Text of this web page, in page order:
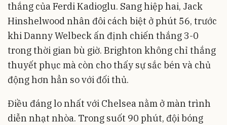
thắng của Ferdi Kadioglu. Sang hiệp hai, Jack
Hinshelwood nhân đôi cách biệt ở phút 56, trước
khi Danny Welbeck ấn định chiến thắng 3-0
trong thời gian bù giờ. Brighton không chỉ thắng
thuyết phục mà còn cho thấy sự sắc bén và chủ
động hơn hẳn so với đối thủ.
Điều đáng lo nhất với Chelsea nằm ở màn trình
diễn nhạt nhòa. Trong suốt 90 phút, đội bóng